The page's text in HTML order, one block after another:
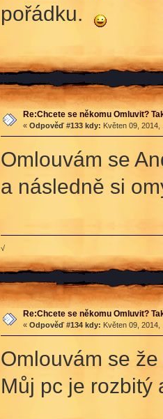
pořádku.
Re:Chcete se někomu Omluvit?
« Odpověď #133 kdy: Květen 09, 2014,
Omlouvám se
a následně si
√
Re:Chcete se někomu Omluvit?
« Odpověď #134 kdy: Květen 09, 2014,
Omlouvám se
Můj pc je rozbitý